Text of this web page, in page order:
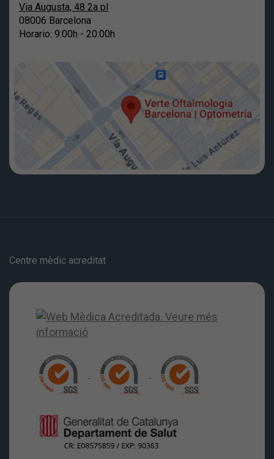
Via Augusta, 48 2a pl
08006 Barcelona
Horario: 9:00h - 20:00h
Centre mèdic acreditat